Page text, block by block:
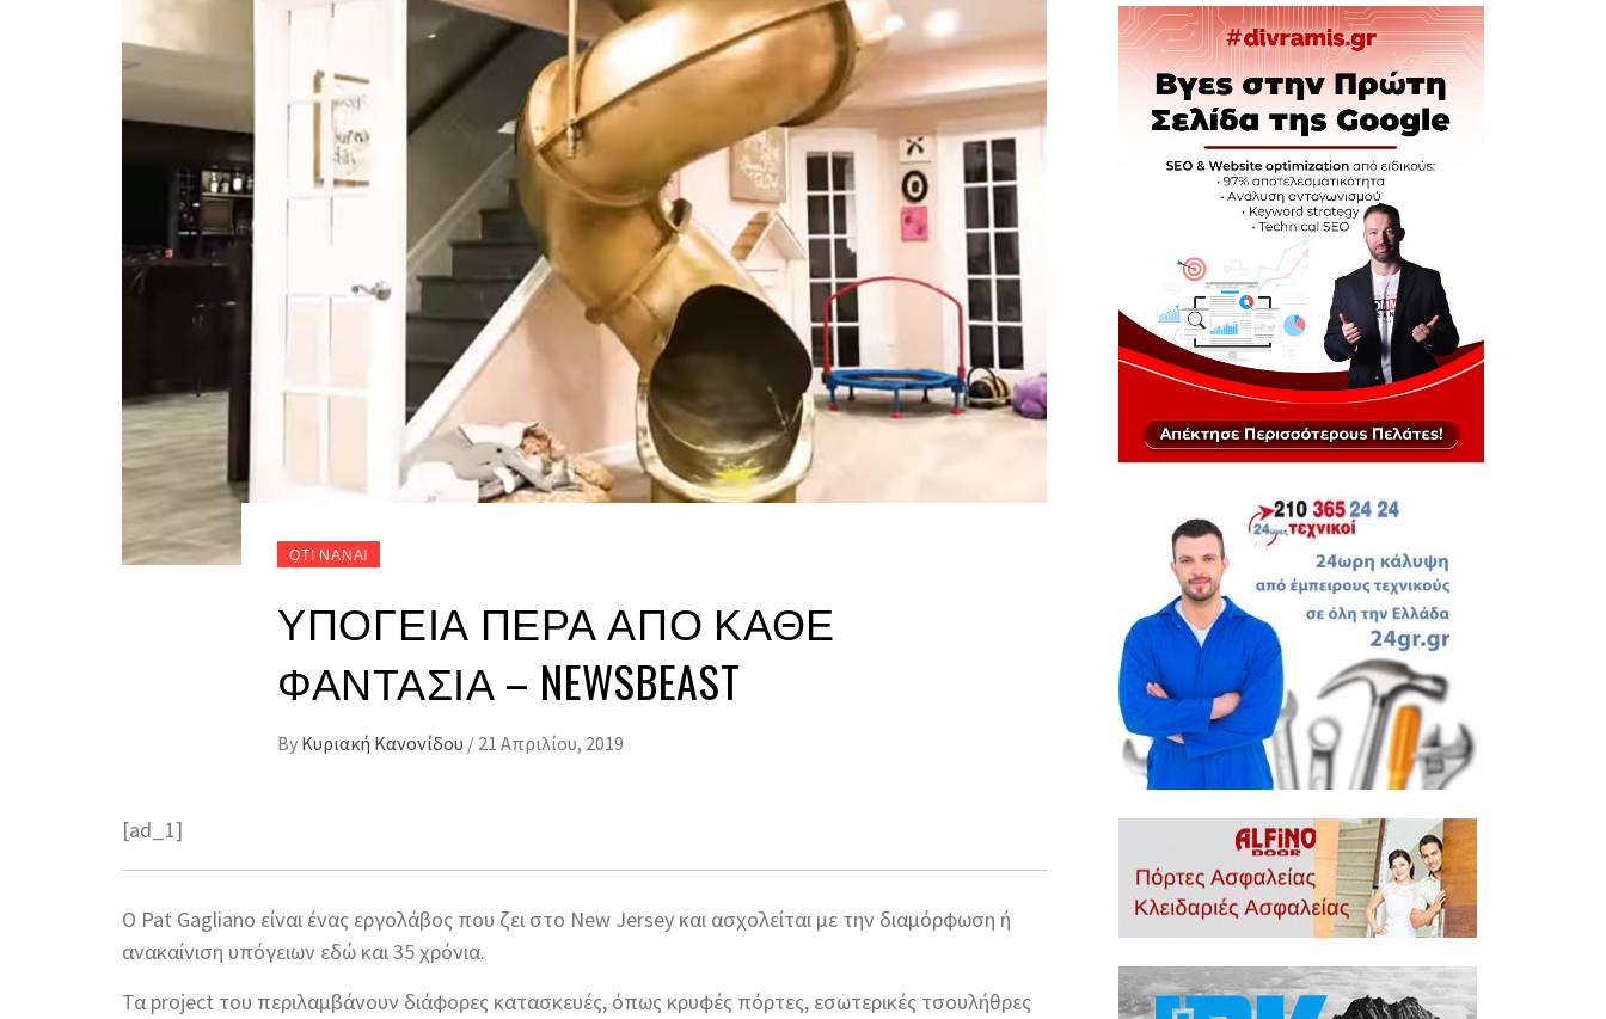
ΟΤΙ ΝΑΝΑΙ
ΥΠΌΓΕΙΑ ΠΈΡΑ ΑΠΌ ΚΆΘΕ
ΦΑΝΤΑΣΊΑ – NEWSBEAST
By Κυριακή Κανονίδου / 21 Απριλίου, 2019
[ad_1]
Ο Pat Gagliano είναι ένας εργολάβος που ζει στο New Jersey και ασχολείται με την διαμόρφωση ή
ανακαίνιση υπόγειων εδώ και 35 χρόνια.
Τα project του περιλαμβάνουν διάφορες κατασκευές, όπως κρυφές πόρτες, εσωτερικές τσουλήθρες